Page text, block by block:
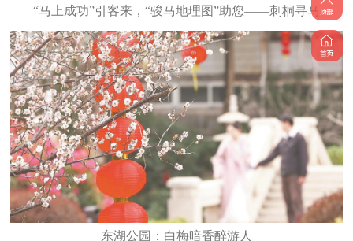
“马上成功”引客来，“骏马地理图”助您——刺桐寻马
东湖公园：白梅暗香醉游人